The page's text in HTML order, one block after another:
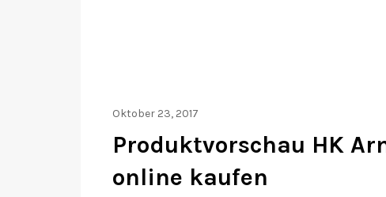
Oktober 23, 2017
Produktvorschau HK
online kaufen